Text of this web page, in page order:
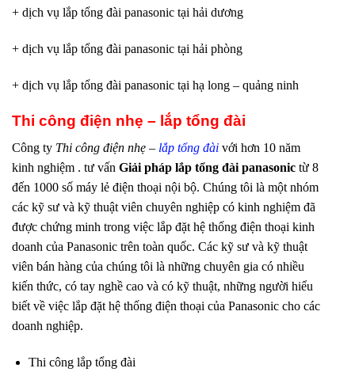
+ dịch vụ lắp tổng đài panasonic tại hải dương
+ dịch vụ lắp tổng đài panasonic tại hải phòng
+ dịch vụ lắp tổng đài panasonic tại hạ long – quảng ninh
Thi công điện nhẹ – lắp tổng đài
Công ty Thi công điện nhẹ – lắp tổng đài với hơn 10 năm
kinh nghiệm . tư vấn Giải pháp lắp tổng đài panasonic từ 8
đến 1000 số máy lẻ điện thoại nội bộ. Chúng tôi là một nhóm
các kỹ sư và kỹ thuật viên chuyên nghiệp có kinh nghiệm đã
được chứng minh trong việc lắp đặt hệ thống điện thoại kinh
doanh của Panasonic trên toàn quốc. Các kỹ sư và kỹ thuật
viên bán hàng của chúng tôi là những chuyên gia có nhiều
kiến ​​thức, có tay nghề cao và có kỹ thuật, những người hiểu
biết về việc lắp đặt hệ thống điện thoại của Panasonic cho các
doanh nghiệp.
Thi công lắp tổng đài